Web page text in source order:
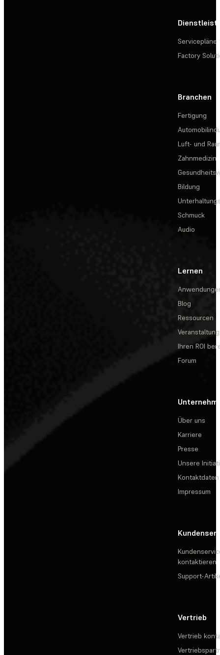
Servicepläne
Factory
Branchen
Fertigung
Luft- und
Zahnmedizin
Bildung
Schmuck
Audio
Lernen
Blog
Ressourcen
Ihren ROI
Forum
Über uns
Karriere
Presse
Unsere
Kontaktdaten
Impressum
kontaktieren
Support-
Vertrieb
Vertrieb